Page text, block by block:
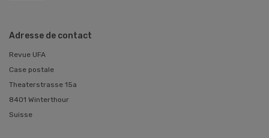
Adresse de contact
Revue UFA
Case postale
Theaterstrasse 15a
8401 Winterthour
Suisse